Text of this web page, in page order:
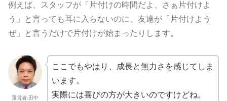
例えば、スタッフが「片付けの時間だよ、さぁ片付けよ
う」と言っても耳に入らないのに、友達が「片付けよう
ぜ」と言うだけで片付けが始まったりします。
運営者:田中
ここでもやはり、成長と無力さを感じてしま
います。
実際には喜びの方が大きいのですけどね。